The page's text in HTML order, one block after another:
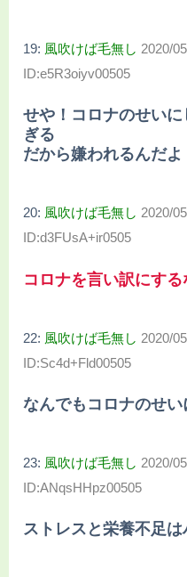
19: 風吹けば毛無し 2020/
ID:e5R3oiyv00505
せや！コロナのせい
ぎる
だから嫌われるんだよ
20: 風吹けば毛無し 2020/
ID:d3FUsA+ir0505
コロナを言い訳にする
22: 風吹けば毛無し 2020/
ID:Sc4d+Fld00505
なんでもコロナのせ
23: 風吹けば毛無し 2020/
ID:ANqsHHpz00505
ストレスと栄養不足